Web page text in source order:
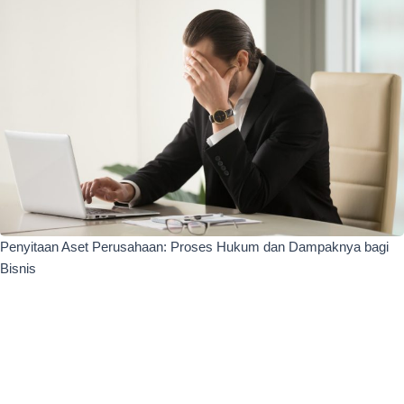
Penyitaan Aset Perusahaan: Proses Hukum dan Dampaknya bagi
Bisnis